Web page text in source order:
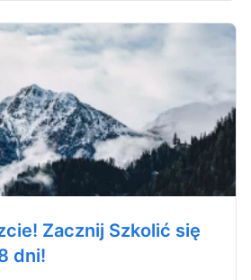
Zacznij Szkolić się
dni!